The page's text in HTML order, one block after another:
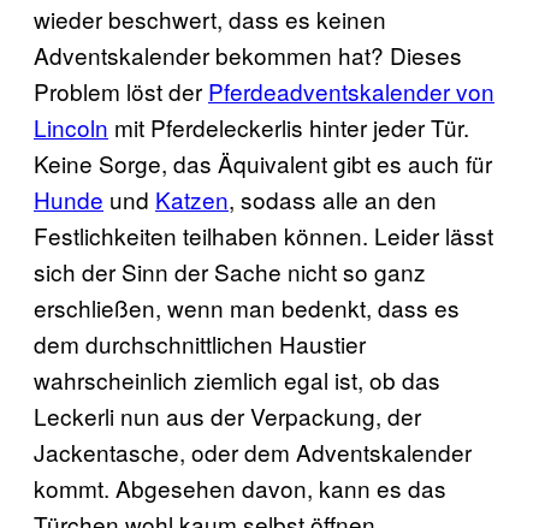
wieder beschwert, dass es keinen
Adventskalender bekommen hat? Dieses
Problem löst der Pferdeadventskalender von
Lincoln mit Pferdeleckerlis hinter jeder Tür.
Keine Sorge, das Äquivalent gibt es auch für
Hunde und Katzen, sodass alle an den
Festlichkeiten teilhaben können. Leider lässt
sich der Sinn der Sache nicht so ganz
erschließen, wenn man bedenkt, dass es
dem durchschnittlichen Haustier
wahrscheinlich ziemlich egal ist, ob das
Leckerli nun aus der Verpackung, der
Jackentasche, oder dem Adventskalender
kommt. Abgesehen davon, kann es das